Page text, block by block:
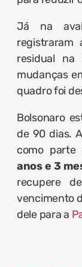
Já na
registraram
residual na
mudanças
quadro foi
Bolsonaro
de 90 dias.
como parte
anos e 3
recupere
vencimento
dele para a